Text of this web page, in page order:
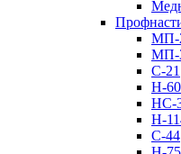
МП-
МП-
С-21
Н-60
НС-
Н-
С-44